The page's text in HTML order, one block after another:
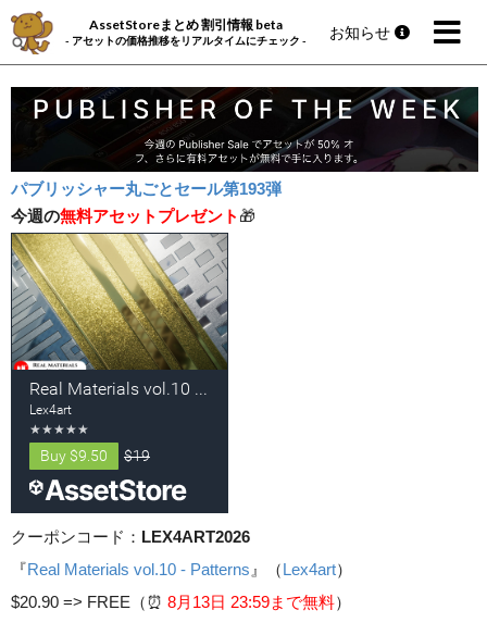
AssetStoreまとめ 割引情報 beta
- アセットの価格推移をリアルタイムにチェック - お知らせ
パブリッシャー丸ごとセール第193弾
今週の無料アセットプレゼント 🎁
クーポンコード： LEX4ART2026
『Real Materials vol.10 - Patterns 』（Lex4art）
$20.90 => FREE（⏰️ 8月13日 23:59まで無料）